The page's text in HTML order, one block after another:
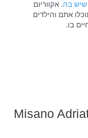
שיש בה. אקווריום
אתם והילדים
בו.